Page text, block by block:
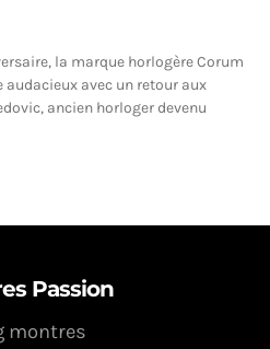
la marque horlogère Corum
avec un retour aux
ancien horloger devenu
Passion
montres